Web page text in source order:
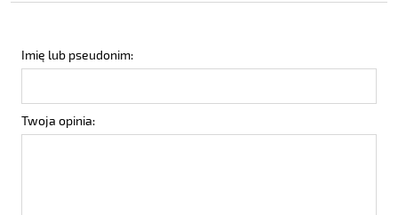
Imię lub pseudonim:
Twoja opinia: